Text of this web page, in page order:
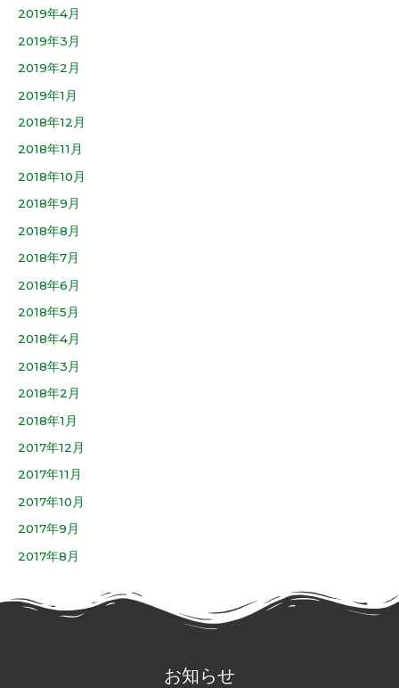
2019年4月
2019年3月
2019年2月
2019年1月
2018年12月
2018年11月
2018年10月
2018年9月
2018年8月
2018年7月
2018年6月
2018年5月
2018年4月
2018年3月
2018年2月
2018年1月
2017年12月
2017年11月
2017年10月
2017年9月
2017年8月
お知らせ